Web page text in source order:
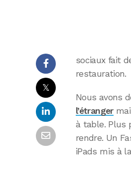
𝕏
sociaux fait
restauration.
Nous avons
l’étranger
à table. Plus
rendre. Un
iPads mis à